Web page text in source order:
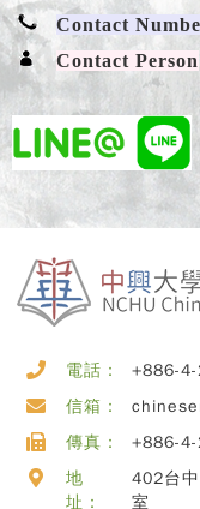
Contact
Contact Person
電話：
+886-
信箱：
傳真：
+886-
地
址：
402台
室